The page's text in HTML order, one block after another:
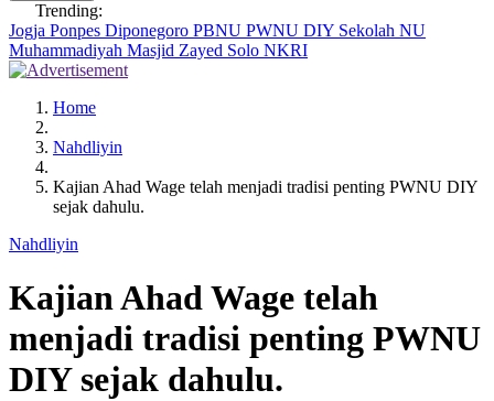
Trending:
Jogja Ponpes Diponegoro PBNU PWNU DIY Sekolah NU
Muhammadiyah Masjid Zayed Solo NKRI
Home
Nahdliyin
Kajian Ahad Wage telah menjadi tradisi penting PWNU DIY
sejak dahulu.
Nahdliyin
Kajian Ahad Wage telah
menjadi tradisi penting PWNU
DIY sejak dahulu.